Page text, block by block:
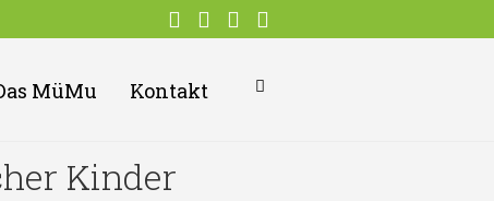
MüMu Kontakt
Kinder